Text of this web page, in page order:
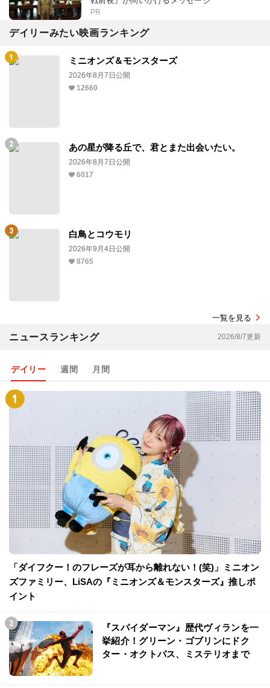
PR
デイリーみたい映画ランキング
ミニオンズ＆モンスターズ
2026年8月7日公開
12660
あの星が降る丘で、君とまた出会いたい。
2026年8月7日公開
6017
白鳥とコウモリ
2026年9月4日公開
8765
一覧を見る
ニュースランキング 2026/8/7更新
デイリー 週間 月間
「ダイフクー！のフレーズが耳から離れない！(笑)」ミニオン
ズファミリー、LiSAの『ミニオンズ＆モンスターズ』推しポ
イント
『スパイダーマン』歴代ヴィランを一
挙紹介！グリーン・ゴブリンにドク
ター・オクトパス、ミステリオまで